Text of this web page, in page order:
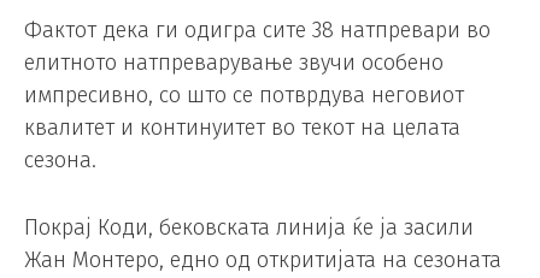
Фактот дека ги одигра сите 38 натпревари во
елитното натпреварување звучи особено
импресивно, со што се потврдува неговиот
квалитет и континуитет во текот на целата
сезона.
Покрај Коди, бековската линија ќе ја засили
Жан Монтеро, едно од откритијата на сезоната